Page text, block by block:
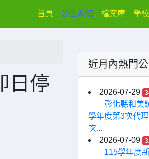
首頁(current)
公告系統 檔案庫 學
日停
近月內熱門
2026-07-29
彰化縣和美
學年度第3次代
次...
2026-07-09
115學年度